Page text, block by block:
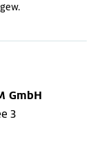
GmbH
3